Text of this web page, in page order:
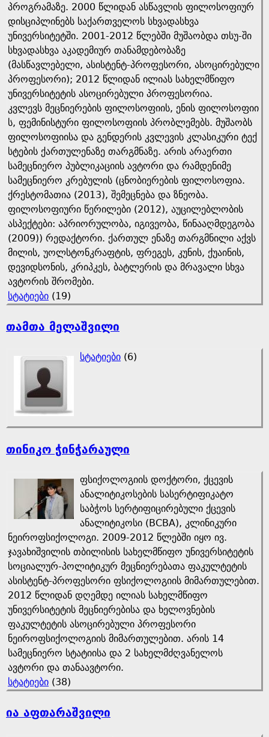
პროგრამაზე. 2000 წლიდან ასწავლის ფილოსოფიურ
დისციპლინებს საქართველოს სხვადასხვა
უნივერსიტეტში. 2001-2012 წლებში მუშაობდა თსუ-ში
სხვადასხვა აკადემიურ თანამდებობაზე
(მასწავლებელი, ასისტენტ-პროფესორი, ასოცირებული
პროფესორი); 2012 წლიდან ილიას სახელმწიფო
უნივერსიტეტის ასოცირებული პროფესორია.
კვლევს მეცნიერების ფილოსოფიის, ენის ფილოსოფიი
ს, ფემინისტური ფილოსოფიის პრობლემებს. მუშაობს
ფილოსოფიისა და გენდერის კვლევის კლასიკური ტექ
სტების ქართულენაზე თარგმნაზე. არის არაერთი
სამეცნიერო პუბლიკაციის ავტორი და რამდენიმე
სამეცნიერო კრებულის (ცნობიერების ფილოსოფია.
ქრესტომათია (2013), შემეცნება და ზნეობა.
ფილოსოფიური წერილები (2012), აუცილებლობის
ასპექტები: აპრიორულობა, იგივეობა, წინააღმდეგობა
(2009)) რედაქტორი. ქართულ ენაზე თარგმნილი აქვს
მილის, უოლსტონკრაფტის, ფრეგეს, კუნის, ქუაინის,
დევიდსონის, კრიპკეს, ბატლერის და მრავალი სხვა
ავტორის შრომები.
სტატიები (19)
თამთა მელაშვილი
სტატიები (6)
თინიკო ჭინჭარაული
ფსიქოლოგიის დოქტორი, ქცევის
ანალიტიკოსების სასერტიფიკატო
საბჭოს სერტიფიცირებული ქცევის
ანალიტიკოსი (BCBA), კლინიკური
ნეიროფსიქოლოგი. 2009-2012 წლებში იყო ივ.
ჯავახიშვილის თბილისის სახელმწიფო უნივერსიტეტის
სოციალურ-პოლიტიკურ მეცნიერებათა ფაკულტეტის
ასისტენტ-პროფესორი ფსიქოლოგიის მიმართულებით.
2012 წლიდან დღემდე ილიას სახელმწიფო
უნივერსიტეტის მეცნიერებისა და ხელოვნების
ფაკულტეტის ასოცირებული პროფესორი
ნეიროფსიქოლოგიის მიმართულებით. არის 14
სამეცნიერო სტატიისა და 2 სახელმძღვანელოს
ავტორი და თანაავტორი.
სტატიები (38)
ია აფთარაშვილი